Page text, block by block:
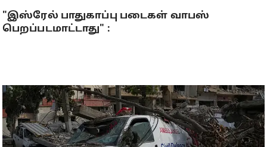
"இஸ்ரேல் பாதுகாப்பு படைகள் வாபஸ்
பெறப்படமாட்டாது" :